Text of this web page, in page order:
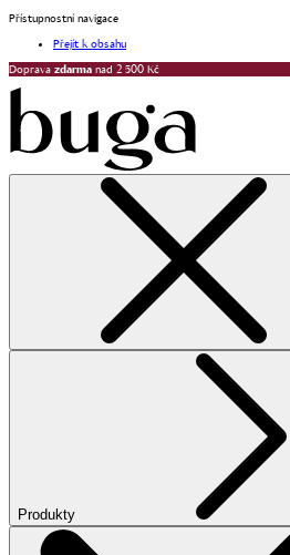
Přístupnostní navigace
Přejít k obsahu
Doprava zdarma nad 2 500 Kč
Produkty